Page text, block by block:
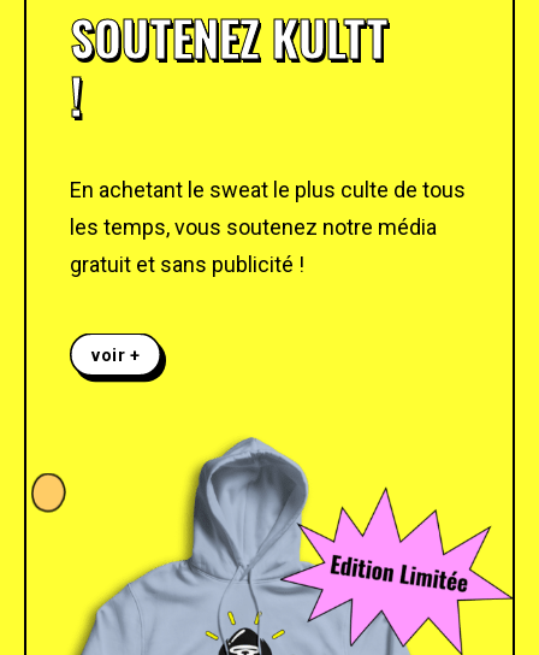
SOUTENEZ KULTT
!
En achetant le sweat le plus culte de tous
les temps, vous soutenez notre média
gratuit et sans publicité !
voir +